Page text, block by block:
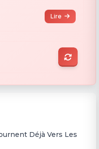
Lire
Déjà Vers Les